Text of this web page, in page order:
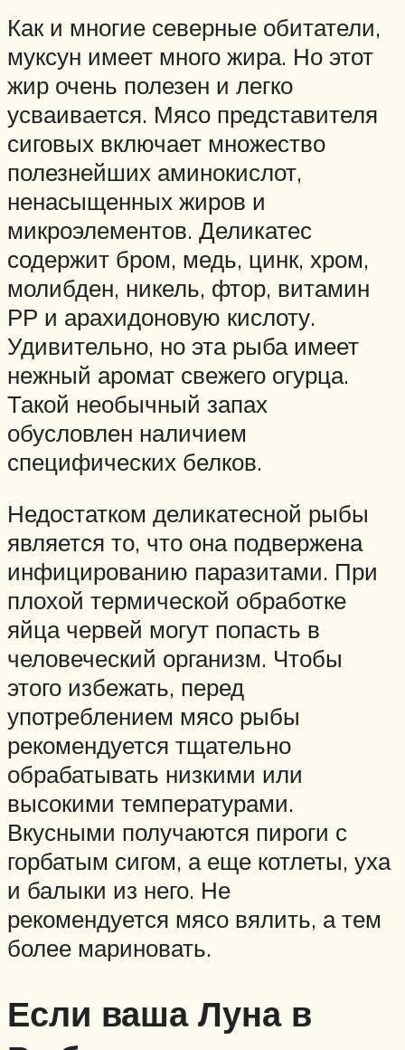
Как и многие северные обитатели,
муксун имеет много жира. Но этот
жир очень полезен и легко
усваивается. Мясо представителя
сиговых включает множество
полезнейших аминокислот,
ненасыщенных жиров и
микроэлементов. Деликатес
содержит бром, медь, цинк, хром,
молибден, никель, фтор, витамин
РР и арахидоновую кислоту.
Удивительно, но эта рыба имеет
нежный аромат свежего огурца.
Такой необычный запах
обусловлен наличием
специфических белков.
Недостатком деликатесной рыбы
является то, что она подвержена
инфицированию паразитами. При
плохой термической обработке
яйца червей могут попасть в
человеческий организм. Чтобы
этого избежать, перед
употреблением мясо рыбы
рекомендуется тщательно
обрабатывать низкими или
высокими температурами.
Вкусными получаются пироги с
горбатым сигом, а еще котлеты, уха
и балыки из него. Не
рекомендуется мясо вялить, а тем
более мариновать.
Если ваша Луна в